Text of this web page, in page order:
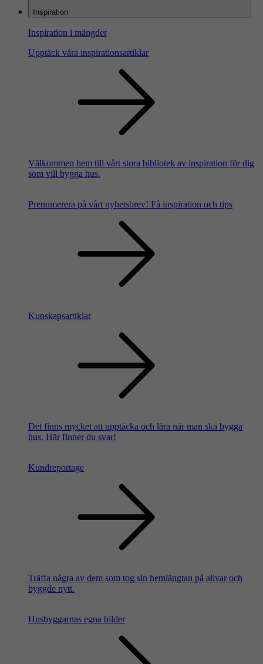
Inspiration
Inspiration i mängder
Upptäck våra inspirationsartiklar
Välkommen hem till vårt stora bibliotek av inspiration för dig
som vill bygga hus.
Prenumerera på vårt nyhetsbrev! Få inspiration och tips
Kunskapsartiklar
Det finns mycket att upptäcka och lära när man ska bygga
hus. Här finner du svar!
Kundreportage
Träffa några av dem som tog sin hemlängtan på allvar och
byggde nytt.
Husbyggarnas egna bilder